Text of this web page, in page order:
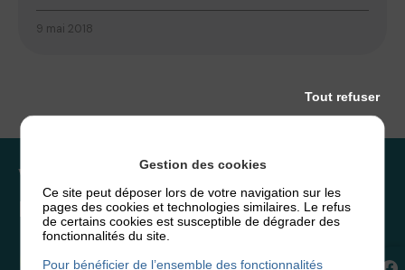
9 mai 2018
Vous souhaitez rejoindre
l’association ou faire un don ?
NOUS REJOINDRE
Gestion des cookies
Ce site peut déposer lors de votre navigation sur les
pages des cookies et technologies similaires. Le refus
de certains cookies est susceptible de dégrader des
fonctionnalités du site.
Pour bénéficier de l’ensemble des fonctionnalités
Tout refuser